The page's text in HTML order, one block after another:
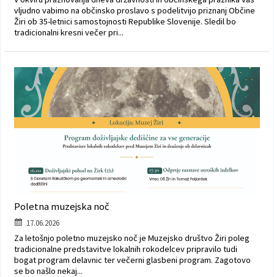
vljudno vabimo na občinsko proslavo s podelitvijo priznanj Občine
Žiri ob 35-letnici samostojnosti Republike Slovenije. Sledil bo
tradicionalni kresni večer pri...
Poletna muzejska noč
17.06.2026
Za letošnjo poletno muzejsko noč je Muzejsko društvo Žiri poleg
tradicionalne predstavitve lokalnih rokodelcev pripravilo tudi
bogat program delavnic ter večerni glasbeni program. Zagotovo
se bo našlo nekaj...